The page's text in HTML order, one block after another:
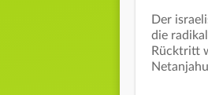
Der
die
Rücktritt